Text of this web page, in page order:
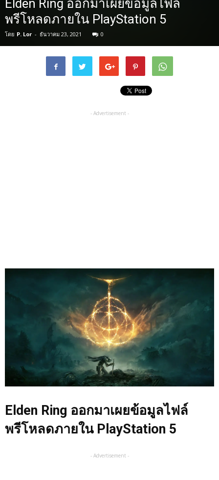
Elden Ring ออกมาเผยข้อมูลไฟล์
พรีโหลดภายใน PlayStation 5
โดย P. Lor - ธันวาคม 23, 2021 0
- Advertisement -
Elden Ring ออกมาเผยข้อมูลไฟล์
พรีโหลดภายใน PlayStation 5
- Advertisement -